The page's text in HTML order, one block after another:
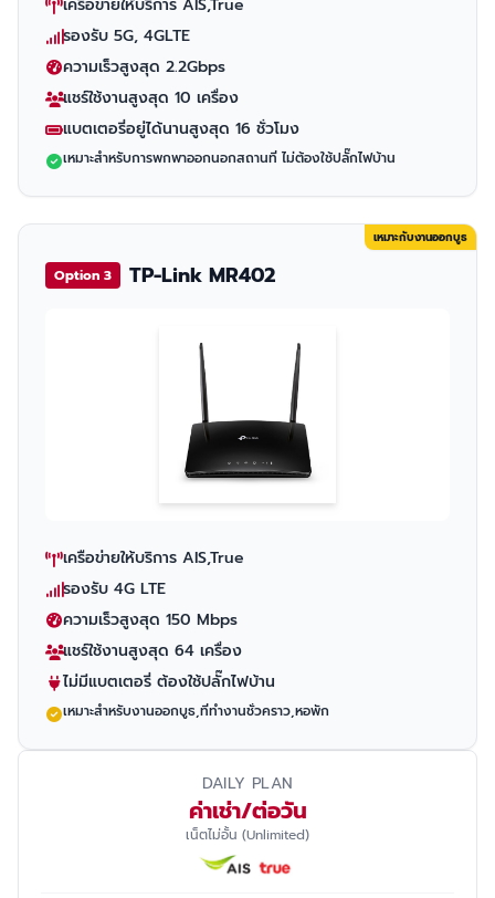
เครือข่ายให้บริการ AIS,True
รองรับ 5G, 4GLTE
ความเร็วสูงสุด 2.2Gbps
แชร์ใช้งานสูงสุด 10 เครื่อง
แบตเตอรี่อยู่ได้นานสูงสุด 16 ชั่วโมง
เหมาะสำหรับการพกพาออกนอกสถานที่ ไม่ต้องใช้ปลั๊กไฟบ้าน
เหมาะกับงานออกบูธ
Option 3 TP-Link MR402
เครือข่ายให้บริการ AIS,True
รองรับ 4G LTE
ความเร็วสูงสุด 150 Mbps
แชร์ใช้งานสูงสุด 64 เครื่อง
ไม่มีแบตเตอรี่ ต้องใช้ปลั๊กไฟบ้าน
เหมาะสำหรับงานออกบูธ,ที่ทำงานชั่วคราว,หอพัก
DAILY PLAN
ค่าเช่า/ต่อวัน
เน็ตไม่อั้น (Unlimited)